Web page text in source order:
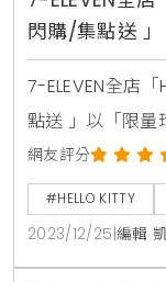
閃購/集點送
收
7-ELEVEN全店
點送 」以「限量
「外出旅遊」4
限量新品，「限
最具話題，按年
還有50款字母數
網友評分
#HELLO KITTY
2023/12/25 編輯